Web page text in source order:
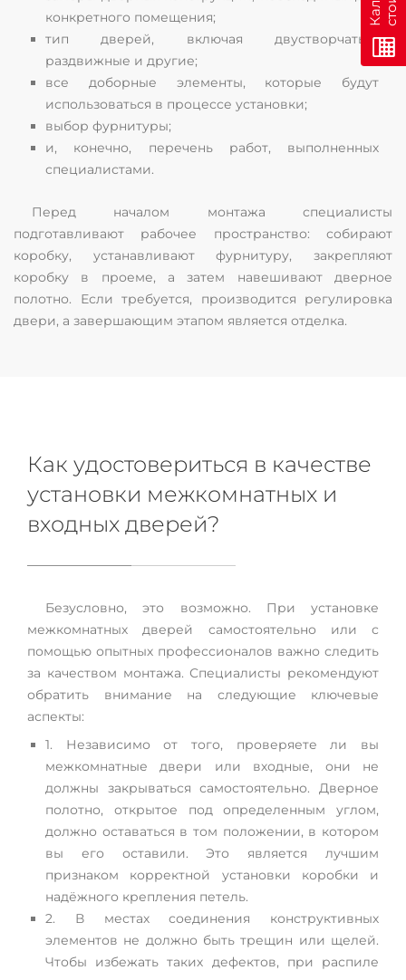
конкретного помещения;
тип дверей, включая двустворчатые,
раздвижные и другие;
все доборные элементы, которые будут
использоваться в процессе установки;
выбор фурнитуры;
и, конечно, перечень работ, выполненных
специалистами.
Перед началом монтажа специалисты
подготавливают рабочее пространство: собирают
коробку, устанавливают фурнитуру, закрепляют
коробку в проеме, а затем навешивают дверное
полотно. Если требуется, производится регулировка
двери, а завершающим этапом является отделка.
Как удостовериться в качестве
установки межкомнатных и
входных дверей?
Безусловно, это возможно. При установке
межкомнатных дверей самостоятельно или с
помощью опытных профессионалов важно следить
за качеством монтажа. Специалисты рекомендуют
обратить внимание на следующие ключевые
аспекты:
1. Независимо от того, проверяете ли вы
межкомнатные двери или входные, они не
должны закрываться самостоятельно. Дверное
полотно, открытое под определенным углом,
должно оставаться в том положении, в котором
вы его оставили. Это является лучшим
признаком корректной установки коробки и
надёжного крепления петель.
2. В местах соединения конструктивных
элементов не должно быть трещин или щелей.
Чтобы избежать таких дефектов, при распиле